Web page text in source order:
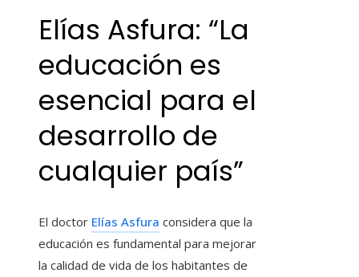
Elías Asfura: “La
educación es
esencial para el
desarrollo de
cualquier país”
El doctor Elías Asfura considera que la
educación es fundamental para mejorar
la calidad de vida de los habitantes de